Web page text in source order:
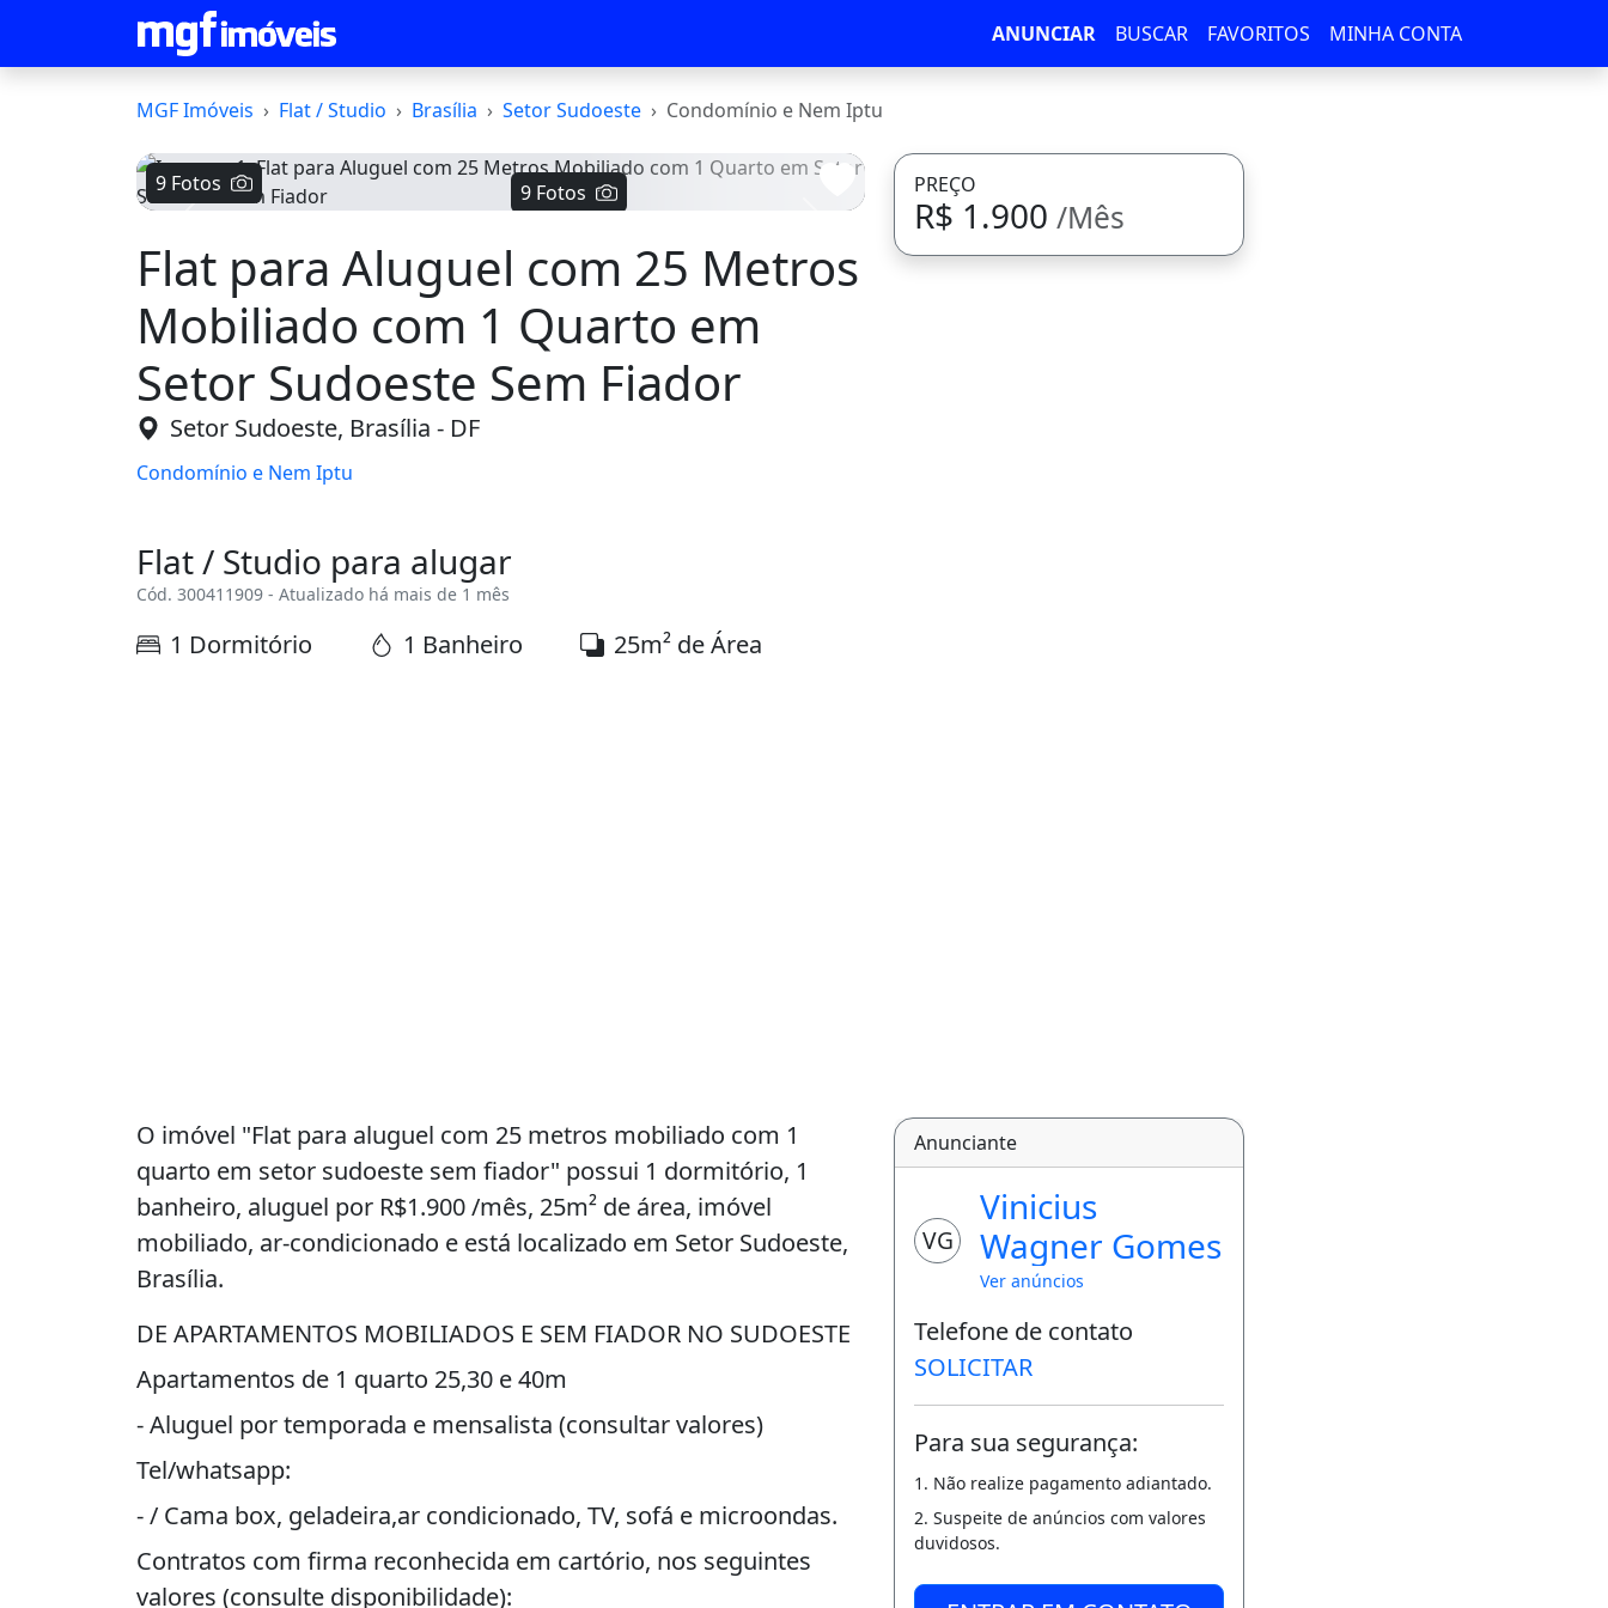
ANUNCIAR BUSCAR FAVORITOS MINHA CONTA
MGF Imóveis Flat / Studio Brasília Setor Sudoeste Condomínio e Nem Iptu
9 Fotos
9 Fotos
Flat para Aluguel com 25 Metros
Mobiliado com 1 Quarto em
Setor Sudoeste Sem Fiador
Setor Sudoeste, Brasília - DF
Condomínio e Nem Iptu
Flat / Studio para alugar
Cód. 300411909 - Atualizado há mais de 1 mês
1 Dormitório 1 Banheiro 25m² de Área
PREÇO
R$ 1.900/Mês
O imóvel "Flat para aluguel com 25 metros mobiliado com 1
quarto em setor sudoeste sem fiador" possui 1 dormitório, 1
banheiro, aluguel por R$1.900 /mês, 25m² de área, imóvel
mobiliado, ar-condicionado e está localizado em Setor Sudoeste,
Brasília.
DE APARTAMENTOS MOBILIADOS E SEM FIADOR NO SUDOESTE
Apartamentos de 1 quarto 25,30 e 40m
- Aluguel por temporada e mensalista (consultar valores)
Tel/whatsapp:
- / Cama box, geladeira,ar condicionado, TV, sofá e microondas.
Contratos com firma reconhecida em cartório, nos seguintes
valores (consulte disponibilidade):
Anunciante
VG
Vinicius
Wagner Gomes
Ver anúncios
Telefone de contato
SOLICITAR
Para sua segurança:
1. Não realize pagamento adiantado.
2. Suspeite de anúncios com valores
duvidosos.